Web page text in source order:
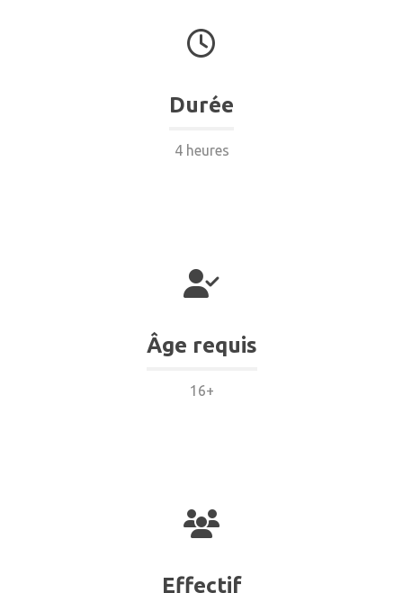
Durée
4 heures
Âge requis
16+
Effectif